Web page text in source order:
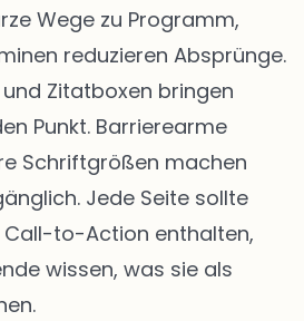
Wege zu Programm,
reduzieren Absprünge.
Zitatboxen bringen
Punkt. Barrierearme
Schriftgrößen machen
Jede Seite sollte
Call-to-Action enthalten,
wissen, was sie als